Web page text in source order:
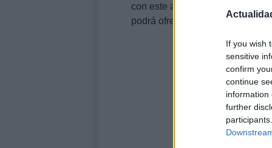
If you wish
sensitive
confirm
continue
information
further
con este acabado y,
podrá ofrecerlo como opción.